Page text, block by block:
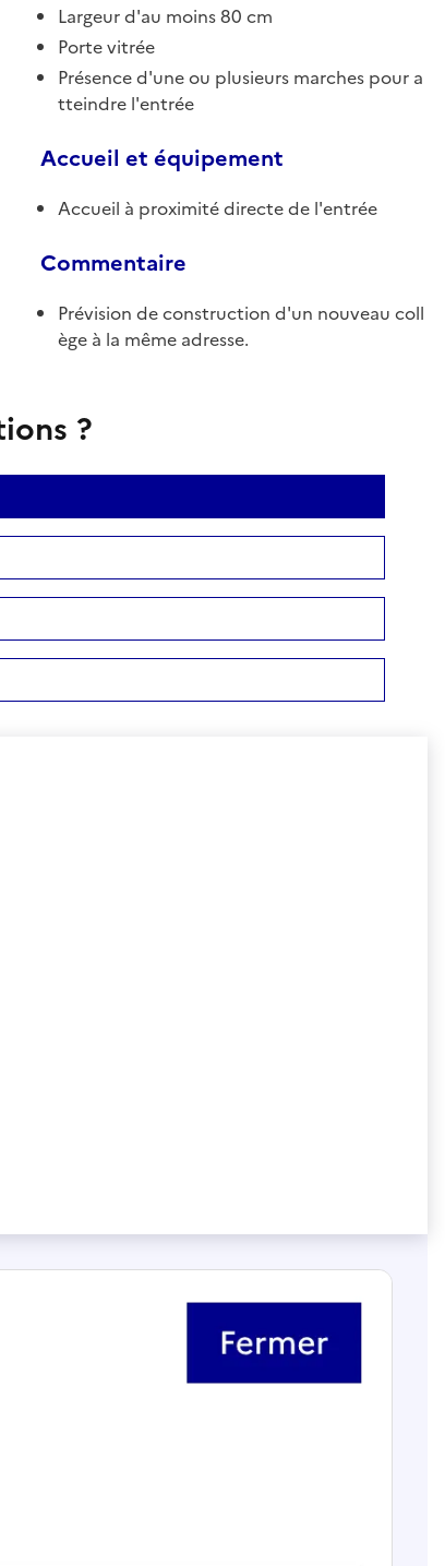
Largeur d'au moins 80 cm
Porte vitrée
Présence d'une ou plusieurs marches pour a
tteindre l'entrée
Accueil et équipement
Accueil à proximité directe de l'entrée
Commentaire
Prévision de construction d'un nouveau coll
ège à la même adresse.
?